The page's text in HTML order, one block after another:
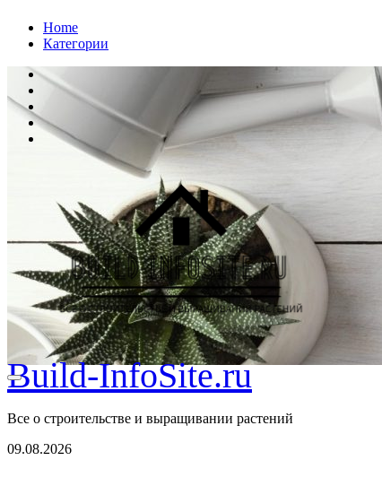
ПерейтиHome
Категории
Build-InfoSite.ru
Все о строительстве и выращивании растений
09.08.2026